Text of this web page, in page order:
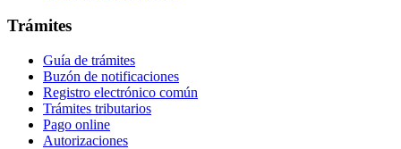
Trámites
Guía de trámites
Buzón de notificaciones
Registro electrónico común
Trámites tributarios
Pago online
Autorizaciones